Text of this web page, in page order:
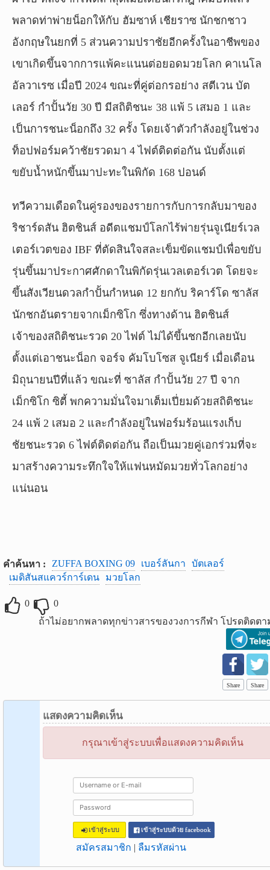
พลาดท่าพ่ายน็อกให้กับ ฮัมซาห์ เชียราซ นักชกชาว
อังกฤษในยกที่ 5 ส่วนความปราชัยอีกครั้งในอาชีพของ
เขาเกิดขึ้นจากการแพ้คะแนนต่อยอดมวยโลก คาเนโล
อัลวาเรซ เมื่อปี 2024 ขณะที่คู่ต่อกรอย่าง สตีเวน บัต
เลอร์ กำปั้นวัย 30 ปี มีสถิติชนะ 38 แพ้ 5 เสมอ 1 และ
เป็นการชนะน็อกถึง 32 ครั้ง โดยเจ้าตัวกำลังอยู่ในช่วง
ท็อปฟอร์มคว้าชัยรวดมา 4 ไฟต์ติดต่อกัน นับตั้งแต่
ขยับน้ำหนักขึ้นมาปะทะในพิกัด 168 ปอนด์
ทวีความเดือดในคู่รองของรายการกับการกลับมาของ
ริชาร์ดสัน ฮิตชินส์ อดีตแชมป์โลกไร้พ่ายรุ่นจูเนียร์เวล
เตอร์เวตของ IBF ที่ตัดสินใจสละเข็มขัดแชมป์เพื่อขยับ
รุ่นขึ้นมาประกาศศักดาในพิกัดรุ่นเวลเตอร์เวต โดยจะ
ขึ้นสังเวียนดวลกำปั้นกำหนด 12 ยกกับ ริคาร์โด ซาลัส
นักชกอันตรายจากเม็กซิโก ซึ่งทางด้าน ฮิตชินส์
เจ้าของสถิติชนะรวด 20 ไฟต์ ไม่ได้ขึ้นชกอีกเลยนับ
ตั้งแต่เอาชนะน็อก จอร์จ คัมโบโซส จูเนียร์ เมื่อเดือน
มิถุนายนปีที่แล้ว ขณะที่ ซาลัส กำปั้นวัย 27 ปี จาก
เม็กซิโก ซิตี้ พกความมั่นใจมาเต็มเปี่ยมด้วยสถิติชนะ
24 แพ้ 2 เสมอ 2 และกำลังอยู่ในฟอร์มร้อนแรงเก็บ
ชัยชนะรวด 6 ไฟต์ติดต่อกัน ถือเป็นมวยคู่เอกร่วมที่จะ
มาสร้างความระทึกใจให้แฟนหมัดมวยทั่วโลกอย่าง
แน่นอน
คำค้นหา : ZUFFA BOXING 09 เบอร์ลันกา
บัตเลอร์
เมดิสันสแควร์การ์เดน
มวยโลก
0
0
ถ้าไม่อยากพลาดทุกข่าวสารของวงการกีฬา โปรดติดตา
Share Share
แสดงความคิดเห็น
กรุณาเข้าสู่ระบบเพื่อแสดงความคิดเห็น
เข้าสู่ระบบ เข้าสู่ระบบด้วย facebook
สมัครสมาชิก | ลืมรหัสผ่าน